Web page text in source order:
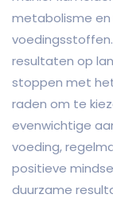
metabolisme
resultaten op
stoppen met
raden om te
evenwichtige
voeding,
positieve
duurzame